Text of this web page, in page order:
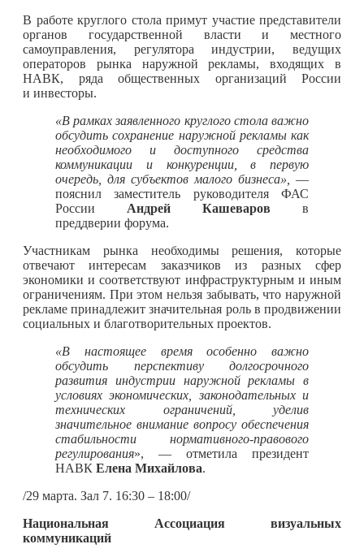
В работе круглого стола примут участие представители
органов государственной власти и местного
самоуправления, регулятора индустрии, ведущих
операторов рынка наружной рекламы, входящих в
НАВК, ряда общественных организаций России
и инвесторы.
«В рамках заявленного круглого стола важно
обсудить сохранение наружной рекламы как
необходимого и доступного средства
коммуникации и конкуренции, в первую
очередь, для субъектов малого бизнеса»,
—
пояснил заместитель руководителя ФАС
России Андрей Кашеваров в
преддверии форума.
Участникам рынка необходимы решения, которые
отвечают интересам заказчиков из разных сфер
экономики и соответствуют инфраструктурным и иным
ограничениям. При этом нельзя забывать, что наружной
рекламе принадлежит значительная роль в продвижении
социальных и благотворительных проектов.
«В настоящее время особенно важно
обсудить перспективу долгосрочного
развития индустрии наружной рекламы в
условиях экономических, законодательных и
технических ограничений, уделив
значительное внимание вопросу обеспечения
стабильности нормативного-правового
регулирования», — отметила президент
НАВК Елена Михайлова.
/29 марта. Зал 7. 16:30 – 18:00/
Национальная Ассоциация визуальных
коммуникаций